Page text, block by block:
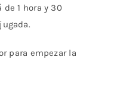
1 hora y 30
para empezar la